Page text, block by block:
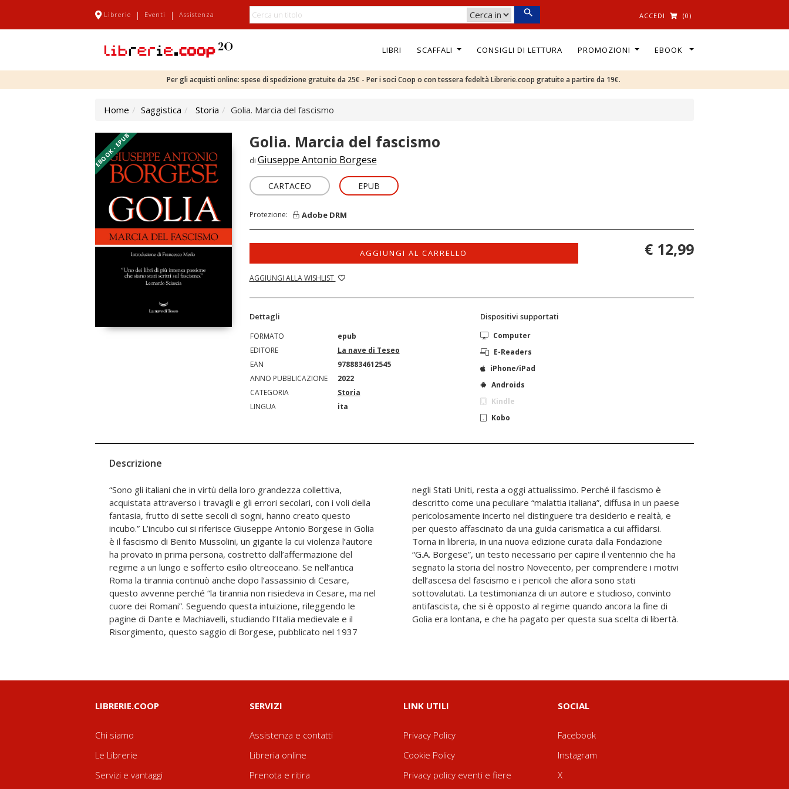
Librerie | Eventi | Assistenza ACCEDI (0)
LIBRI SCAFFALI CONSIGLI DI LETTURA PROMOZIONI EBOOK
Per gli acquisti online: spese di spedizione gratuite da 25€ - Per i soci Coop o con tessera fedeltà Librerie.coop gratuite a partire da 19€.
Home Saggistica Storia Golia. Marcia del fascismo
EBOOK - EPUB Golia. Marcia del fascismo
di Giuseppe Antonio Borgese
CARTACEO EPUB
Protezione: Adobe DRM
AGGIUNGI AL CARRELLO
AGGIUNGI ALLA WISHLIST
€ 12,99
Dettagli
FORMATO
epub
EDITORE
La nave di Teseo
EAN
9788834612545
ANNO PUBBLICAZIONE
2022
CATEGORIA
Storia
LINGUA
ita
Dispositivi supportati
Computer
E-Readers
iPhone/iPad
Androids
Kindle
Kobo
Descrizione
“Sono gli italiani che in virtù della loro grandezza collettiva,
acquistata attraverso i travagli e gli errori secolari, con i voli della
fantasia, frutto di sette secoli di sogni, hanno creato questo
incubo.” L’incubo cui si riferisce Giuseppe Antonio Borgese in Golia
è il fascismo di Benito Mussolini, un gigante la cui violenza l’autore
ha provato in prima persona, costretto dall’affermazione del
regime a un lungo e sofferto esilio oltreoceano. Se nell’antica
Roma la tirannia continuò anche dopo l’assassinio di Cesare,
questo avvenne perché “la tirannia non risiedeva in Cesare, ma nel
cuore dei Romani”. Seguendo questa intuizione, rileggendo le
pagine di Dante e Machiavelli, studiando l’Italia medievale e il
Risorgimento, questo saggio di Borgese, pubblicato nel 1937
negli Stati Uniti, resta a oggi attualissimo. Perché il fascismo è
descritto come una peculiare “malattia italiana”, diffusa in un paese
pericolosamente incerto nel distinguere tra desiderio e realtà, e
per questo affascinato da una guida carismatica a cui affidarsi.
Torna in libreria, in una nuova edizione curata dalla Fondazione
“G.A. Borgese”, un testo necessario per capire il ventennio che ha
segnato la storia del nostro Novecento, per comprendere i motivi
dell’ascesa del fascismo e i pericoli che allora sono stati
sottovalutati. La testimonianza di un autore e studioso, convinto
antifascista, che si è opposto al regime quando ancora la fine di
Golia era lontana, e che ha pagato per questa sua scelta di libertà.
LIBRERIE.COOP
Chi siamo
Le Librerie
Servizi e vantaggi
SERVIZI
Assistenza e contatti
Libreria online
Prenota e ritira
LINK UTILI
Privacy Policy
Cookie Policy
Privacy policy eventi e fiere
SOCIAL
Facebook
Instagram
X